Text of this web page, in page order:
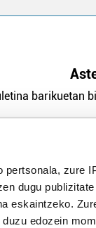
pertsonala, zure
dugu
eskaintzeko.
edozein
barikuetan